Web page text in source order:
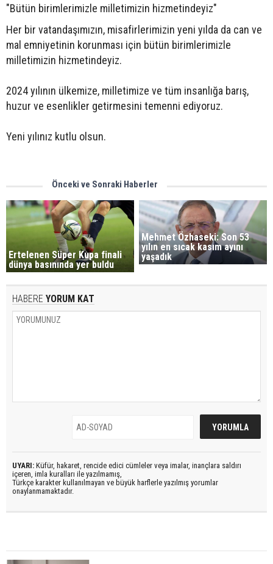
"Bütün birimlerimizle milletimizin hizmetindeyiz"
Her bir vatandaşımızın, misafirlerimizin yeni yılda da can ve
mal emniyetinin korunması için bütün birimlerimizle
milletimizin hizmetindeyiz.
2024 yılının ülkemize, milletimize ve tüm insanlığa barış,
huzur ve esenlikler getirmesini temenni ediyoruz.
Yeni yılınız kutlu olsun.
Önceki ve Sonraki Haberler
Ertelenen Süper Kupa finali
dünya basınında yer buldu
Mehmet Özhaseki: Son 53
yılın en sıcak kasım ayını
yaşadık
HABERE YORUM KAT
UYARI: Küfür, hakaret, rencide edici cümleler veya imalar, inançlara saldırı
içeren, imla kuralları ile yazılmamış,
Türkçe karakter kullanılmayan ve büyük harflerle yazılmış yorumlar
onaylanmamaktadır.